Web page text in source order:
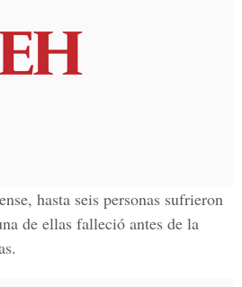
hasta seis personas sufrieron
de ellas falleció antes de la